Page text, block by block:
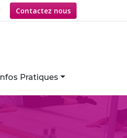
Contactez nous
Infos Pratiques